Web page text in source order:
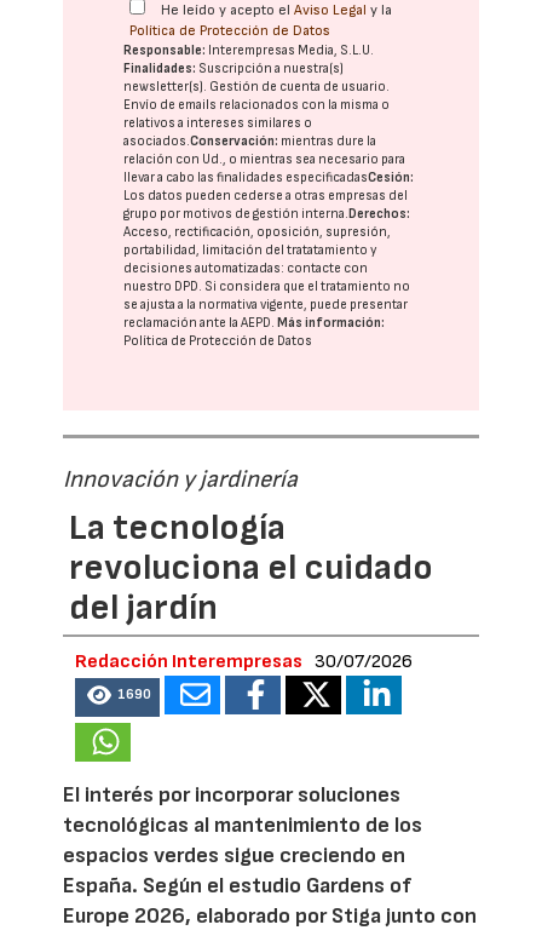
He leído y acepto elAviso Legal y la
Política de Protección de Datos
Responsable: Interempresas Media, S.L.U.
Finalidades: Suscripción a nuestra(s)
newsletter(s). Gestión de cuenta de usuario.
Envío de emails relacionados con la misma o
relativos a intereses similares o
asociados.Conservación: mientras dure la
relación con Ud., o mientras sea necesario para
llevar a cabo las finalidades especificadasCesión:
Los datos pueden cederse a otras empresas del
grupo por motivos de gestión interna. Derechos:
Acceso, rectificación, oposición, supresión,
portabilidad, limitación del tratatamiento y
decisiones automatizadas: contacte con
nuestro DPD. Si considera que el tratamiento no
se ajusta a la normativa vigente, puede presentar
reclamación ante laAEPD. Más información:
Política de Protección de Datos
Innovación y jardinería
La tecnología
revoluciona el cuidado
del jardín
Redacción Interempresas 30/07/2026
1690
El interés por incorporar soluciones
tecnológicas al mantenimiento de los
espacios verdes sigue creciendo en
España. Según el estudio Gardens of
Europe 2026, elaborado por Stiga junto con